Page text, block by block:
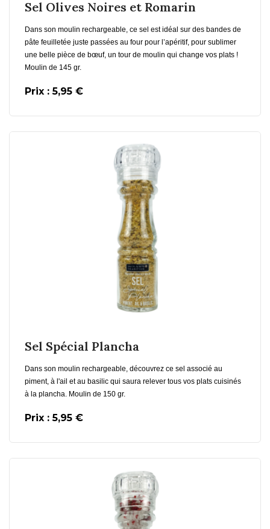
Sel Olives Noires et Romarin
Dans son moulin rechargeable, ce sel est idéal sur des bandes de
pâte feuilletée juste passées au four pour l’apéritif, pour sublimer
une belle pièce de bœuf, un tour de moulin qui change vos plats !
Moulin de 145 gr.
Prix : 5,95 €
Sel Spécial Plancha
Dans son moulin rechargeable, découvrez ce sel associé au
piment, à l'ail et au basilic qui saura relever tous vos plats cuisinés
à la plancha. Moulin de 150 gr.
Prix : 5,95 €
En savoir plus